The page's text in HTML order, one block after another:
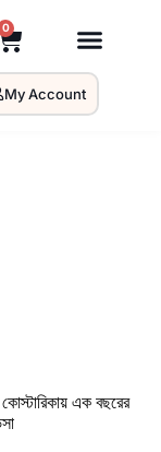
0
My Account
কোস্টারিকায় এক বছরের